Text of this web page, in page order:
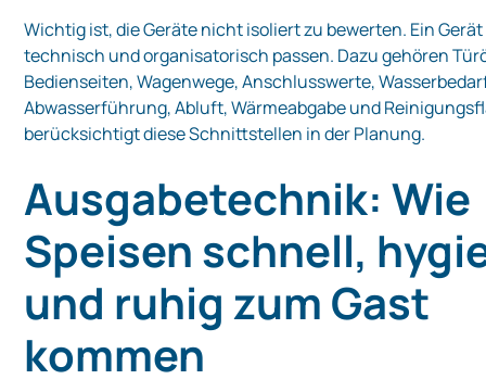
Wichtig ist, die Geräte nicht isoliert zu bewerten. Ein
technisch und organisatorisch passen. Dazu gehören
Bedienseiten, Wagenwege, Anschlusswerte,
Abwasserführung, Abluft, Wärmeabgabe und
berücksichtigt diese Schnittstellen in der Planung.
Ausgabetechnik: Wie
Speisen schnell,
und ruhig zum Gast
kommen